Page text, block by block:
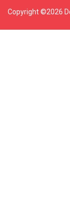
Copyright ©2026